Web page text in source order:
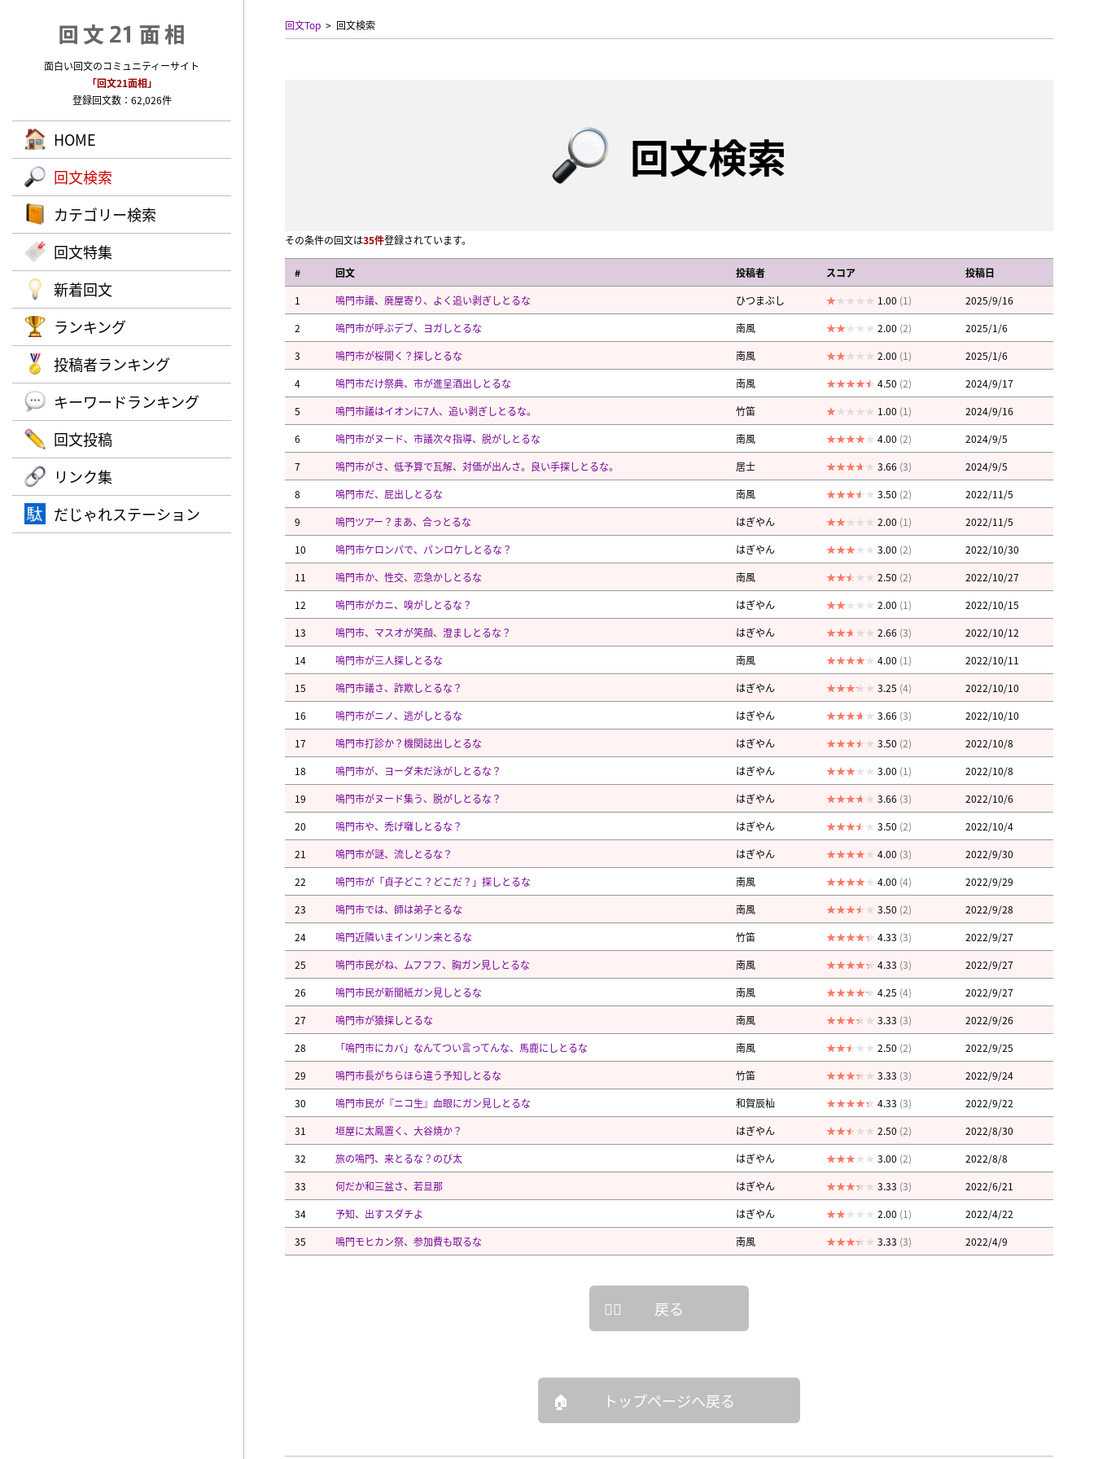
面白い回文のコミュニティーサイト
「回文21面相」
登録回文数：62,026件
HOME
回文検索
カテゴリー検索
回文特集
新着回文
ランキング
投稿者ランキング
キーワードランキング
回文投稿
リンク集
だじゃれステーション
回文Top 回文検索
回文検索
その条件の回文は35件登録されています。
# 回文 投稿者 スコア
投稿日
1
鳴門市議、廃屋寄り、よく追い剥ぎしとるな ひつまぶし 1.00 (1)
2025/9/16
2
鳴門市が呼ぶデブ、ヨガしとるな 南風 2.00 (2)
2025/1/6
3
鳴門市が桜開く？探しとるな 南風 2.00 (1)
2025/1/6
4
鳴門市だけ祭典、市が進呈酒出しとるな 南風 4.50 (2)
2024/9/17
5
鳴門市議はイオンに7人、追い剥ぎしとるな。 竹笛 1.00 (1)
2024/9/16
6
鳴門市がヌード、市議次々指導、脱がしとるな 南風 4.00 (2)
2024/9/5
7
鳴門市がさ、低予算で瓦解、対価が出んさ。良い手探しとるな。 居士 3.66 (3)
2024/9/5
8
鳴門市だ、屁出しとるな 南風 3.50 (2)
2022/11/5
9
鳴門ツアー？まあ、合っとるな はぎやん 2.00 (1)
2022/11/5
10
鳴門市ケロンパで、パンロケしとるな？ はぎやん 3.00 (2)
2022/10/30
11
鳴門市か、性交、恋急かしとるな 南風 2.50 (2)
2022/10/27
12
鳴門市がカニ、嗅がしとるな？ はぎやん 2.00 (1)
2022/10/15
13
鳴門市、マスオが笑顔、澄ましとるな？ はぎやん 2.66 (3)
2022/10/12
14
鳴門市が三人探しとるな 南風 4.00 (1)
2022/10/11
15
鳴門市議さ、詐欺しとるな？ はぎやん 3.25 (4)
2022/10/10
16
鳴門市がニノ、逃がしとるな はぎやん 3.66 (3)
2022/10/10
17
鳴門市打診か？機関誌出しとるな はぎやん 3.50 (2)
2022/10/8
18
鳴門市が、ヨーダ未だ泳がしとるな？ はぎやん 3.00 (1)
2022/10/8
19
鳴門市がヌード集う、脱がしとるな？ はぎやん 3.66 (3)
2022/10/6
20
鳴門市や、禿げ囃しとるな？ はぎやん 3.50 (2)
2022/10/4
21
鳴門市が謎、流しとるな？ はぎやん 4.00 (3)
2022/9/30
22
鳴門市が「貞子どこ？どこだ？」探しとるな 南風 4.00 (4)
2022/9/29
23
鳴門市では、師は弟子とるな 南風 3.50 (2)
2022/9/28
24
鳴門近隣いまインリン来とるな 竹笛 4.33 (3)
2022/9/27
25
鳴門市民がね、ムフフフ、胸ガン見しとるな 南風 4.33 (3)
2022/9/27
26
鳴門市民が新聞紙ガン見しとるな 南風 4.25 (4)
2022/9/27
27
鳴門市が猿探しとるな 南風 3.33 (3)
2022/9/26
28
「鳴門市にカバ」なんてつい言ってんな、馬鹿にしとるな 南風 2.50 (2)
2022/9/25
29
鳴門市長がちらほら違う予知しとるな 竹笛 3.33 (3)
2022/9/24
30
鳴門市民が『ニコ生』血眼にガン見しとるな 和賀辰杣 4.33 (3)
2022/9/22
31
垣屋に太鳳置く、大谷焼か？ はぎやん 2.50 (2)
2022/8/30
32
旅の鳴門、来とるな？のび太 はぎやん 3.00 (2)
2022/8/8
33
何だか和三盆さ、若旦那 はぎやん 3.33 (3)
2022/6/21
34
予知、出すスダチよ はぎやん 2.00 (1)
2022/4/22
35
鳴門モヒカン祭、参加費も取るな 南風 3.33 (3) 2022/4/9
戻る
トップページへ戻る